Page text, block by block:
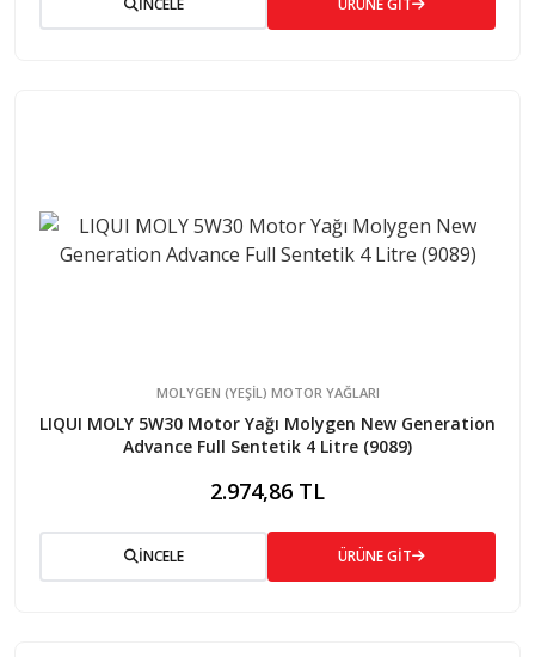
MOLYGEN (YEŞİL) MOTOR YAĞLARI
LIQUI MOLY 5W30 Motor Yağı Molygen New Generation
Advance Full Sentetik 4 Litre (9089)
2.974,86 TL
İNCELE ÜRÜNE GİT